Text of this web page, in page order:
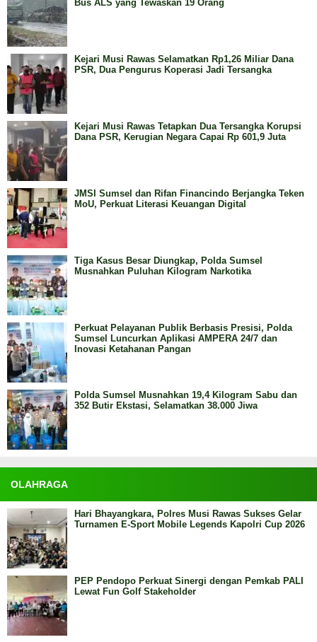
Bus ALS yang Tewaskan 19 Orang
Kejari Musi Rawas Selamatkan Rp1,26 Miliar Dana
PSR, Dua Pengurus Koperasi Jadi Tersangka
Kejari Musi Rawas Tetapkan Dua Tersangka Korupsi
Dana PSR, Kerugian Negara Capai Rp 601,9 Juta
JMSI Sumsel dan Rifan Financindo Berjangka Teken
MoU, Perkuat Literasi Keuangan Digital
Tiga Kasus Besar Diungkap, Polda Sumsel
Musnahkan Puluhan Kilogram Narkotika
Perkuat Pelayanan Publik Berbasis Presisi, Polda
Sumsel Luncurkan Aplikasi AMPERA 24/7 dan
Inovasi Ketahanan Pangan
Polda Sumsel Musnahkan 19,4 Kilogram Sabu dan
352 Butir Ekstasi, Selamatkan 38.000 Jiwa
OLAHRAGA
Hari Bhayangkara, Polres Musi Rawas Sukses Gelar
Turnamen E-Sport Mobile Legends Kapolri Cup 2026
PEP Pendopo Perkuat Sinergi dengan Pemkab PALI
Lewat Fun Golf Stakeholder